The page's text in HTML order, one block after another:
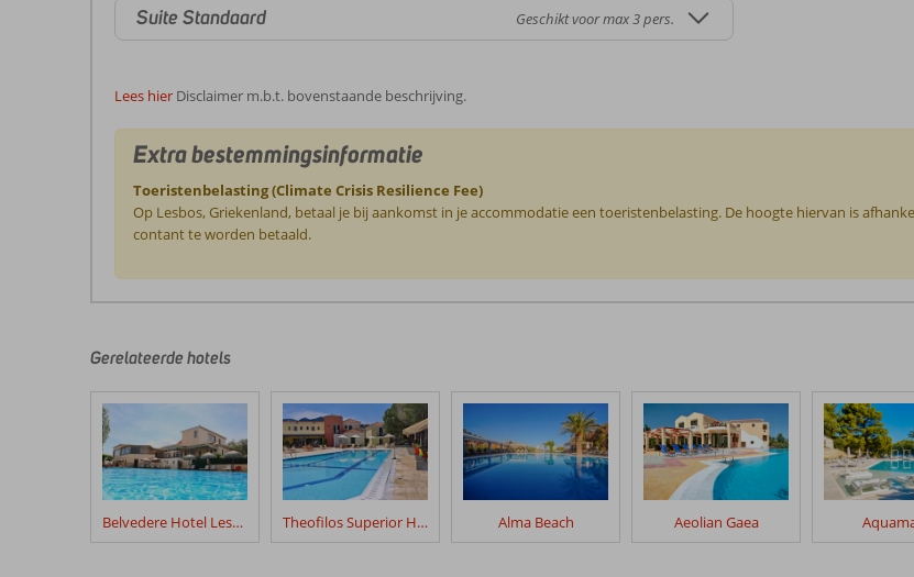
Suite Standaard Geschikt voor max 3 pers.
Lees hier Disclaimer m.b.t. bovenstaande beschrijving.
Extra bestemmingsinformatie
Toeristenbelasting (Climate Crisis Resilience Fee)
Op Lesbos, Griekenland, betaal je bij aankomst in je accommodatie een toeristenbelasting. De hoogte hiervan is
contant te worden betaald.
door
klanten
geschreven
na
hun
verblijf
Viva
Gerelateerde hotels
Belvedere Hotel Lesbos Theofilos Superior Hotel Alma Beach Aeolian Gaea